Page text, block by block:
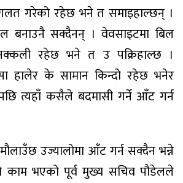
गरेको रहेछ भने त समाइहाल्छन् ।
सक्दैनन् । वेवसाइटमा बिल
रहेछ भने त उ पक्रिहाल्छ ।
हालेर के सामान किन्दो रहेछ भनेर
त्यहाँ कसैले बदमासी गर्ने आँट गर्न
मौलाउँछ उज्यालोमा आँट गर्न सक्दैन भन्ने
काम भएको पूर्व मुख्य सचिव पौडेलले